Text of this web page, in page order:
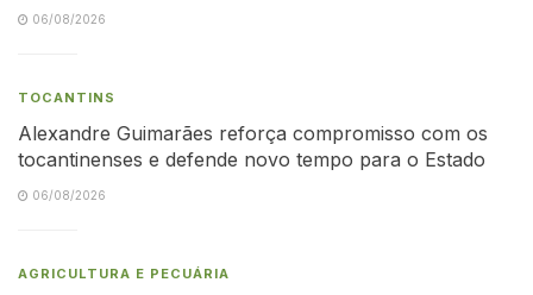
06/08/2026
TOCANTINS
Alexandre Guimarães reforça compromisso com os
tocantinenses e defende novo tempo para o Estado
06/08/2026
AGRICULTURA E PECUÁRIA